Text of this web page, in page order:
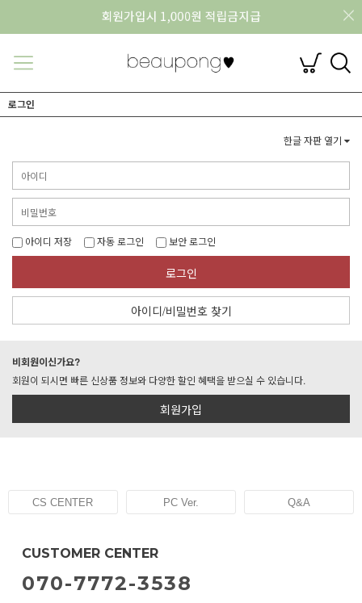
로그인
한글 자판 열기
아이디 저장 자동 로그인 보안 로그인
로그인
아이디/비밀번호 찾기
비회원이신가요?
회원이 되시면 빠른 신상품 정보와 다양한 할인 혜택을 받으실 수 있습니다.
회원가입
CS CENTER PC Ver. Q&A
CUSTOMER CENTER
070-7772-3538